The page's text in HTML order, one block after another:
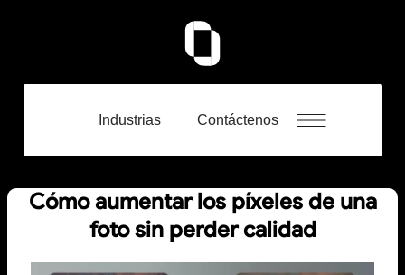
Industrias Contáctenos
Cómo aumentar los píxeles de una
foto sin perder calidad